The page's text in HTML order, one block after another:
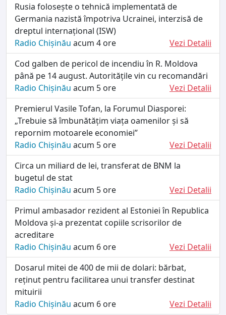
Rusia folosește o tehnică implementată de
Germania nazistă împotriva Ucrainei, interzisă de
dreptul internațional (ISW)
Radio Chișinău acum 4 ore
Vezi Detalii
Cod galben de pericol de incendiu în R. Moldova
până pe 14 august. Autoritățile vin cu recomandări
Radio Chișinău acum 5 ore
Vezi Detalii
Premierul Vasile Tofan, la Forumul Diasporei:
„Trebuie să îmbunătățim viața oamenilor și să
repornim motoarele economiei”
Radio Chișinău acum 5 ore
Vezi Detalii
Circa un miliard de lei, transferat de BNM la
bugetul de stat
Radio Chișinău acum 5 ore
Vezi Detalii
Primul ambasador rezident al Estoniei în Republica
Moldova și-a prezentat copiile scrisorilor de
acreditare
Radio Chișinău acum 6 ore
Vezi Detalii
Dosarul mitei de 400 de mii de dolari: bărbat,
reținut pentru facilitarea unui transfer destinat
mituirii
Radio Chișinău acum 6 ore Vezi Detalii